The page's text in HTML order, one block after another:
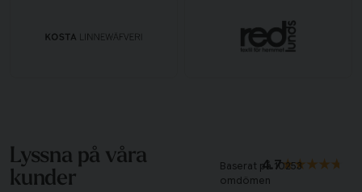
Lyssna på våra
kunder 4.7
Baserat på10253
omdömen